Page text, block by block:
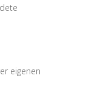
eigenen